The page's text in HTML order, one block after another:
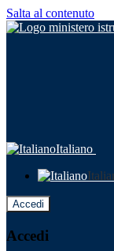
Salta al contenuto
Italiano
Accedi
Accedi